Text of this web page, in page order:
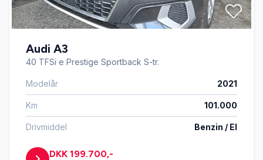
Audi A3
40 TFSi e Prestige Sportback S-tr.
Modelår 2021
Km 101.000
Drivmiddel Benzin / El
DKK 199.700,-